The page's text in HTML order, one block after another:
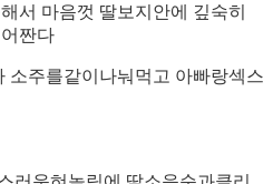
서 마음껏 딸보지안에 깊숙히
짠다
소주를같이나눠먹고 아빠랑섹스